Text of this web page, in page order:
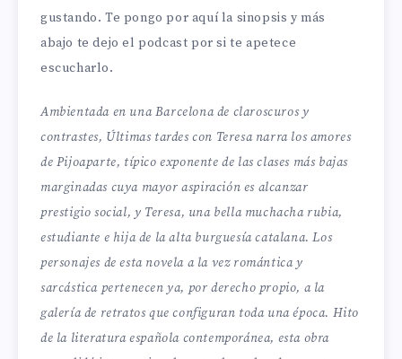
gustando. Te pongo por aquí la sinopsis y más
abajo te dejo el podcast por si te apetece
escucharlo.
Ambientada en una Barcelona de claroscuros y
contrastes, Últimas tardes con Teresa narra los amores
de Pijoaparte, típico exponente de las clases más bajas
marginadas cuya mayor aspiración es alcanzar
prestigio social, y Teresa, una bella muchacha rubia,
estudiante e hija de la alta burguesía catalana. Los
personajes de esta novela a la vez romántica y
sarcástica pertenecen ya, por derecho propio, a la
galería de retratos que configuran toda una época. Hito
de la literatura española contemporánea, esta obra